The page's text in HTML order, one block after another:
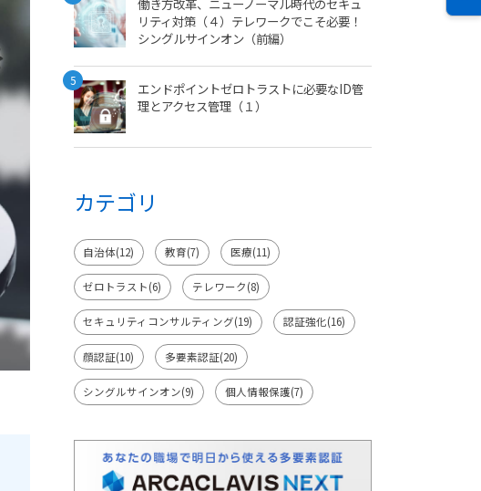
リティ対策（４）テレワークでこそ必要！
シングルサインオン（前編）
5
エンドポイントゼロトラストに必要なID管
理とアクセス管理（１）
カテゴリ
自治体(12) 教育(7) 医療(11)
ゼロトラスト(6) テレワーク(8)
セキュリティコンサルティング(19) 認証強化(16)
顔認証(10) 多要素認証(20)
シングルサインオン(9) 個人情報保護(7)